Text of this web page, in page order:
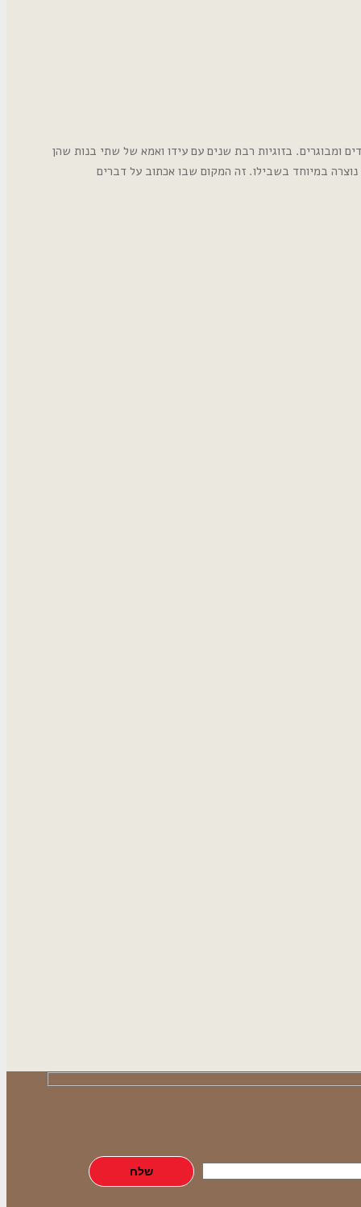
ומבוגרים. בזוגיות רבת שנים עם עידו ואמא של שתי בנות שהן
במיוחד בשבילו. זה המקום שבו אכתוב על דברים